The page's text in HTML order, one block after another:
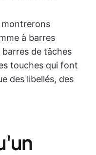
montrerons
à barres
de tâches
touches qui font
des libellés, des